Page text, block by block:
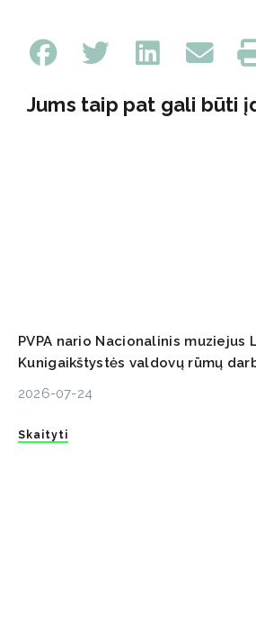
Jums taip pat gali būti
PVPA nario Nacionalinis muziejus
Kunigaikštystės valdovų rūmų
2026-07-24
Skaityti